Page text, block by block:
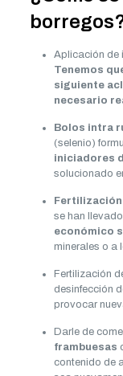
Aplicación de
Tenemos
siguiente
necesario
Bolos intra
(selenio)
iniciadores
solucionado
se han
económico
minerales o a
Fertilización
desinfección
provocar
Darle de
frambuesas
contenido de